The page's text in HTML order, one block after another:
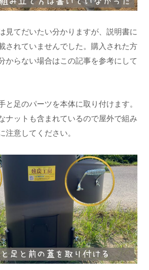
見てだいたい分かりますが、説明書に
されていませんでした。購入された方
からない場合はこの記事を参考にして
足のパーツを本体に取り付けます。
ナットも含まれているので屋外で組み
注意してください。